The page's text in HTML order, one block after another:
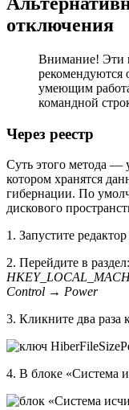
отключения
Внимание! Эти
рекомендуются
умеющим
командной
Через реестр
Суть этого метода —
котором хранятся
гибернации. По
дискового
1. Запустите
2. Перейдите в раздел:
Control → Power
3. Кликните два раза
4. В блоке «Система